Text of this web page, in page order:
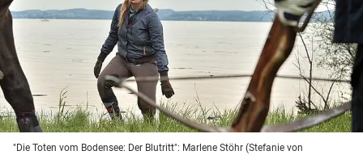
"Die Toten vom Bodensee: Der Blutritt": Marlene Stöhr (Stefanie von